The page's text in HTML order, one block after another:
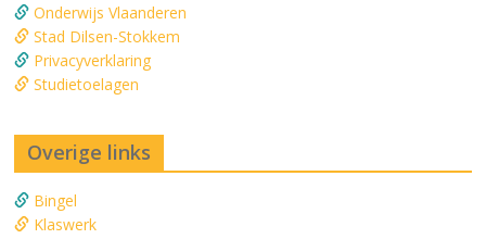
Onderwijs Vlaanderen
Stad Dilsen-Stokkem
Privacyverklaring
Studietoelagen
Overige links
Bingel
Klaswerk